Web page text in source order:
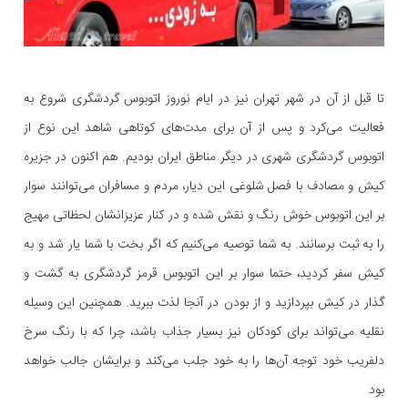
تا قبل از آن در شهر تهران نیز در ایام نوروز اتوبوس گردشگری شروع به
فعالیت می‌کرد و پس از آن برای مدت‌های کوتاهی شاهد این نوع از
اتوبوس گردشگری شهری در دیگر مناطق ایران بودیم. هم اکنون در جزیره
کیش و مصادف با فصل شلوغی این دیار، مردم و مسافران می‌توانند سوار
بر این اتوبوس خوش رنگ و نقش شده و در کنار عزیزانشان لحظاتی مهیج
را به ثبت برسانند. به شما توصیه می‌کنیم که اگر بخت با شما یار شد و به
کیش سفر کردید، حتما سوار بر این اتوبوس قرمز گردشگری به گشت و
گذار در کیش بپردازید و از بودن در آنجا لذت ببرید. همچنین این وسیله
نقلیه می‌تواند برای کودکان نیز بسیار جذاب باشد، چرا که با رنگ سرخ
دلفریب خود توجه آن‌ها را به خود جلب می‌کند و برایشان جالب خواهد
بود